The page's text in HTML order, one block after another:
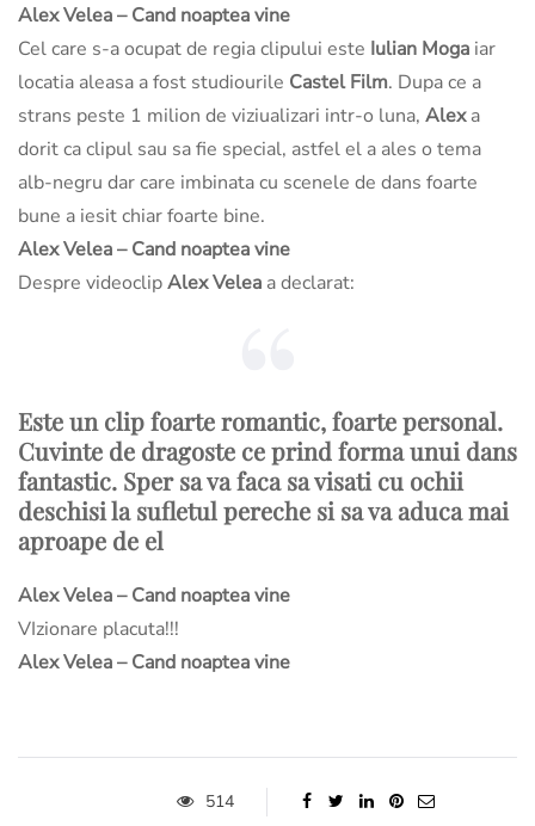
Alex Velea – Cand noaptea vine
Cel care s-a ocupat de regia clipului este Iulian Moga iar
locatia aleasa a fost studiourile Castel Film. Dupa ce a
strans peste 1 milion de viziualizari intr-o luna, Alexa
dorit ca clipul sau sa fie special, astfel el a ales o tema
alb-negru dar care imbinata cu scenele de dans foarte
bune a iesit chiar foarte bine.
Alex Velea – Cand noaptea vine
Despre videoclipAlex Velea a declarat:
Este un clip foarte romantic, foarte personal.
Cuvinte de dragoste ce prind forma unui dans
fantastic. Sper sa va faca sa visati cu ochii
deschisi la sufletul pereche si sa va aduca mai
aproape de el
Alex Velea – Cand noaptea vine
VIzionare placuta!!!
Alex Velea – Cand noaptea vine
514